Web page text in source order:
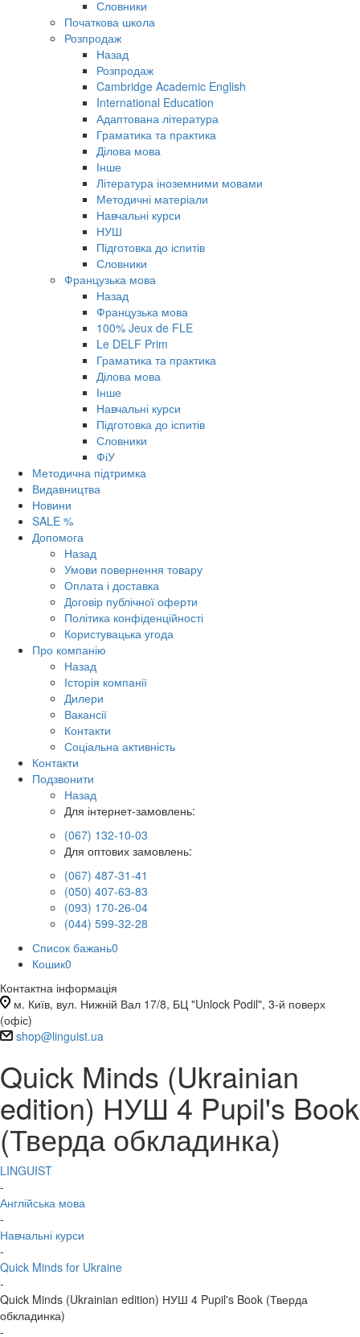
Словники
Початкова школа
Розпродаж
Назад
Розпродаж
Cambridge Academic English
International Education
Адаптована література
Граматика та практика
Ділова мова
Інше
Література іноземними мовами
Методичні матеріали
Навчальні курси
НУШ
Підготовка до іспитів
Словники
Французька мова
Назад
Французька мова
100% Jeux de FLE
Le DELF Prim
Граматика та практика
Ділова мова
Інше
Навчальні курси
Підготовка до іспитів
Словники
ФіУ
Методична підтримка
Видавництва
Новини
SALE %
Допомога
Назад
Умови повернення товару
Оплата і доставка
Договір публічної оферти
Політика конфіденційності
Користувацька угода
Про компанію
Назад
Історія компанії
Дилери
Вакансії
Контакти
Соціальна активність
Контакти
Подзвонити
Назад
Для інтернет-замовлень:
(067) 132-10-03
Для оптових замовлень:
(067) 487-31-41
(050) 407-63-83
(093) 170-26-04
(044) 599-32-28
Список бажань0
Кошик0
Контактна інформація
м. Київ, вул. Нижній Вал 17/8, БЦ "Unlock Podil", 3-й поверх
(офіс)
shop@linguist.ua
Quick Minds (Ukrainian
edition) НУШ 4 Pupil's Book
(Тверда обкладинка)
LINGUIST
-
Англійська мова
-
Навчальні курси
-
Quick Minds for Ukraine
-
Quick Minds (Ukrainian edition) НУШ 4 Pupil's Book (Тверда
обкладинка)
-